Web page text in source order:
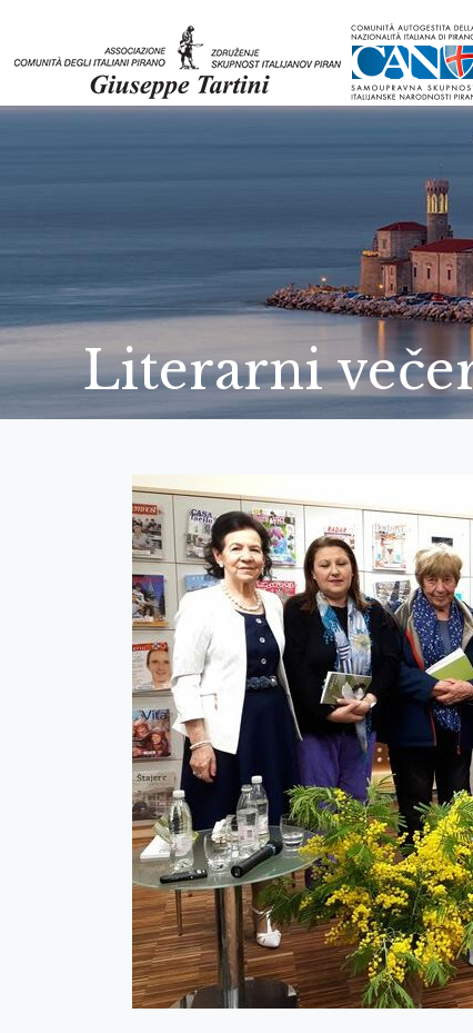
Literarni